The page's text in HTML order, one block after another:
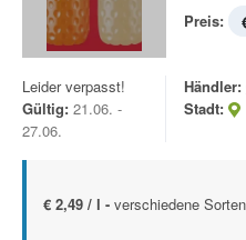
Preis:
Leider verpasst!
Gültig: 21.06. -
27.06.
Händler:
Stadt:
€ 2,49 / l - verschiedene